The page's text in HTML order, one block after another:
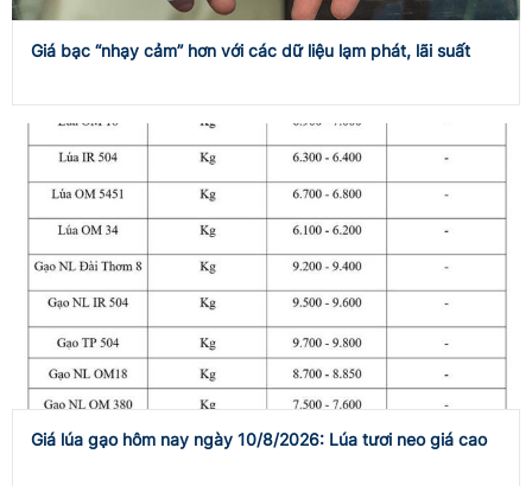
Giá bạc “nhạy cảm” hơn với các dữ liệu lạm phát, lãi suất
Giá lúa gạo hôm nay ngày 10/8/2026: Lúa tươi neo giá cao